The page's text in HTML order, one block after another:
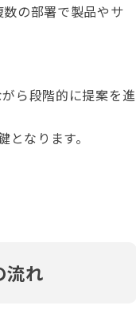
の部署で製品やサ
ら段階的に提案を進
なります。
流れ